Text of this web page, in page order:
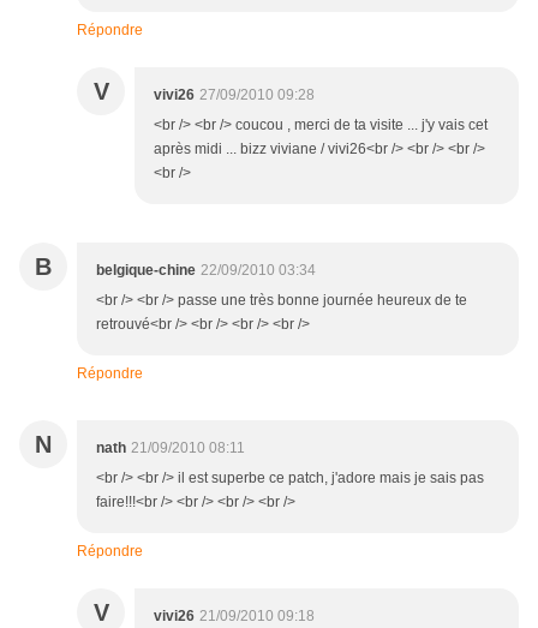
Répondre
V vivi26 27/09/2010 09:28
<br /> <br /> coucou , merci de ta visite ... j'y vais cet
après midi ... bizz viviane / vivi26<br /> <br /> <br />
<br />
B belgique-chine 22/09/2010 03:34
<br /> <br /> passe une très bonne journée heureux de te
retrouvé<br /> <br /> <br /> <br />
Répondre
N nath 21/09/2010 08:11
<br /> <br /> il est superbe ce patch, j'adore mais je sais pas
faire!!!<br /> <br /> <br /> <br />
Répondre
V vivi26 21/09/2010 09:18